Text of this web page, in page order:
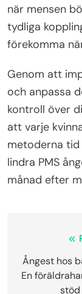
när mensen
tydliga
förekomma
Genom att
och anpassa
kontroll över
att varje
metoderna
lindra PMS
månad efter
Ångest hos
En
stöd